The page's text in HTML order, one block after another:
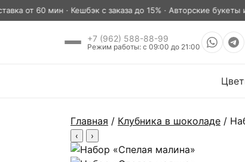
60 мин · Кешбэк с заказа до 15% · Авторские букеты и
+7 (962) 588-88-99
Режим работы: с 09:00 до 21:00
Главная / Клубника в шоколаде /
‹ ›